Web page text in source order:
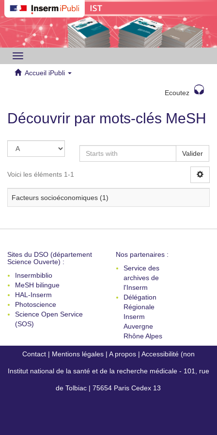
Toggle
navigation
Accueil iPubli
Ecoutez
Découvrir par mots-clés MeSH
Valider
Voici les éléments 1-1
Facteurs socioéconomiques (1)
Sites du DSO (département
Science Ouverte) :
Insermbiblio
MeSH bilingue
HAL-Inserm
Photoscience
Science Open Service
(SOS)
Nos partenaires :
Service des
archives de
l'Inserm
Délégation
Régionale
Inserm
Auvergne
Rhône Alpes
Contact | Mentions légales | A propos | Accessibilité (non
conforme)
Institut national de la santé et de la recherche médicale - 101, rue
de Tolbiac | 75654 Paris Cedex 13